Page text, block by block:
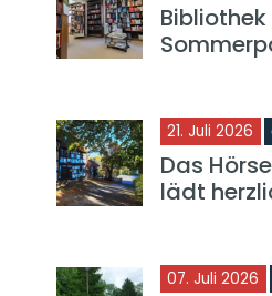
21. Juli 2026
Das
lädt
07. Juli 2026